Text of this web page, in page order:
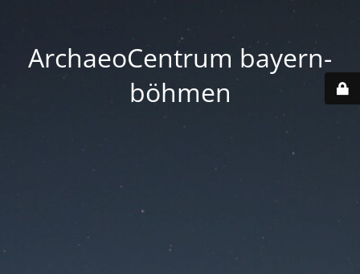
ArchaeoCentrum bayern-
böhmen